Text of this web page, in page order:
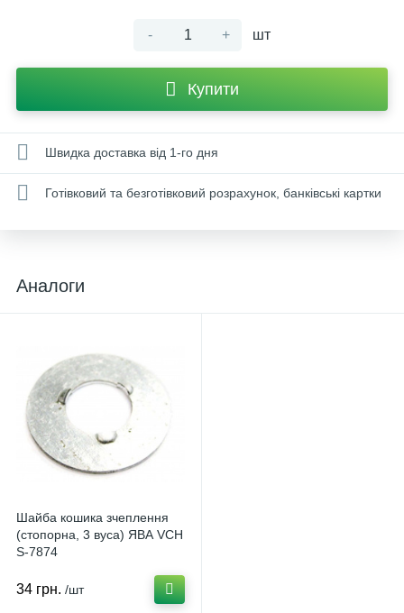
- + шт
Купити
Швидка доставка від 1-го дня
Готівковий та безготівковий розрахунок, банківські картки
Аналоги
Шайба кошика зчеплення
(стопорна, 3 вуса) ЯВА VCH
S-7874
34 грн. /шт